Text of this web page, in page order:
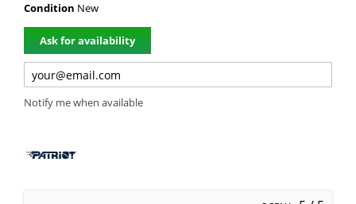
Condition New
Ask for availability
Notify me when available